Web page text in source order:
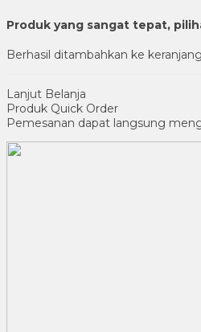
Produk yang sangat tepat,
Berhasil ditambahkan ke
Lanjut Belanja
Produk Quick Order
Pemesanan dapat langsung